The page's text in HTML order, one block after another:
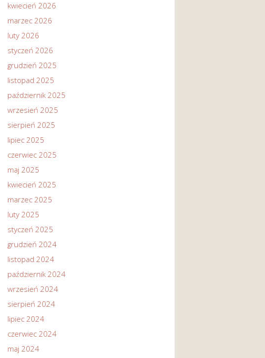
kwiecień 2026
marzec 2026
luty 2026
styczeń 2026
grudzień 2025
listopad 2025
październik 2025
wrzesień 2025
sierpień 2025
lipiec 2025
czerwiec 2025
maj 2025
kwiecień 2025
marzec 2025
luty 2025
styczeń 2025
grudzień 2024
listopad 2024
październik 2024
wrzesień 2024
sierpień 2024
lipiec 2024
czerwiec 2024
maj 2024